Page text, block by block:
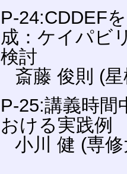
P-24:CDDEF
成：ケイパビ
検討
斎藤 俊則 (
P-25:講義時
おける実践例
小川 健 (専